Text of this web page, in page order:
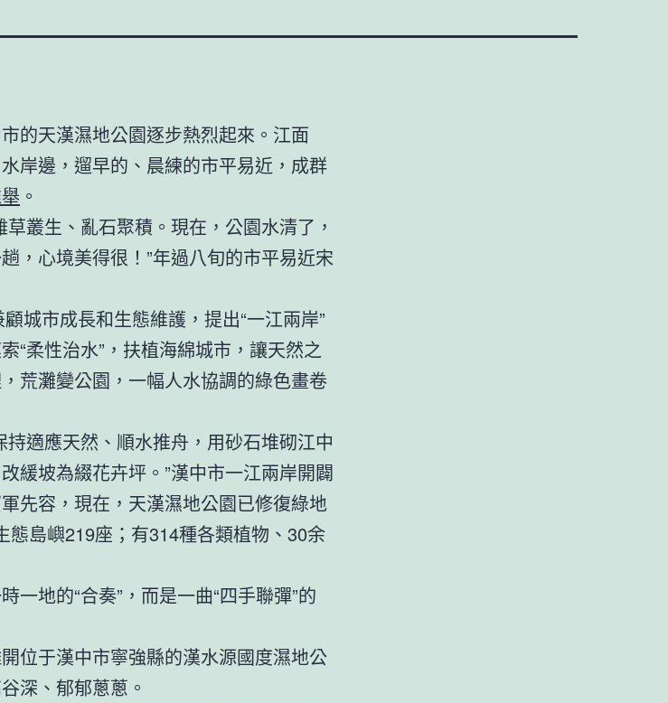
的天漢濕地公園逐步熱烈起來。江面
岸邊，遛早的、晨練的市平易近，成群
。
叢生、亂石聚積。現在，公園水清了，
，心境美得很！”年過八旬的市平易近宋
城市成長和生態維護，提出“一江兩岸”
“柔性治水”，扶植海綿城市，讓天然之
荒灘變公園，一幅人水協調的綠色畫卷
持適應天然、順水推舟，用砂石堆砌江中
緩坡為綴花卉坪。”漢中市一江兩岸開闢
先容，現在，天漢濕地公園已修復綠地
態島嶼219座；有314種各類植物、30余
一地的“合奏”，而是一曲“四手聯彈”的
位于漢中市寧強縣的漢水源國度濕地公
深、郁郁蔥蔥。